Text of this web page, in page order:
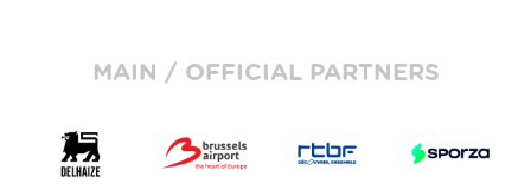
MAIN / OFFICIAL PARTNERS